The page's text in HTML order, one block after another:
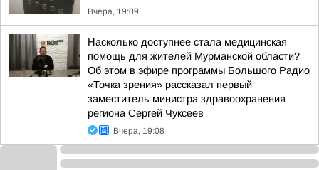
Вчера, 19:09
Насколько доступнее стала медицинская
помощь для жителей Мурманской области?
Об этом в эфире программы Большого Радио
«Точка зрения» рассказал первый
заместитель министра здравоохранения
региона Сергей Чуксеев
Вчера, 19:08